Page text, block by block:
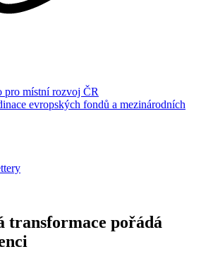
pro místní rozvoj ČR
evropských fondů a mezinárodních
transformace pořádá